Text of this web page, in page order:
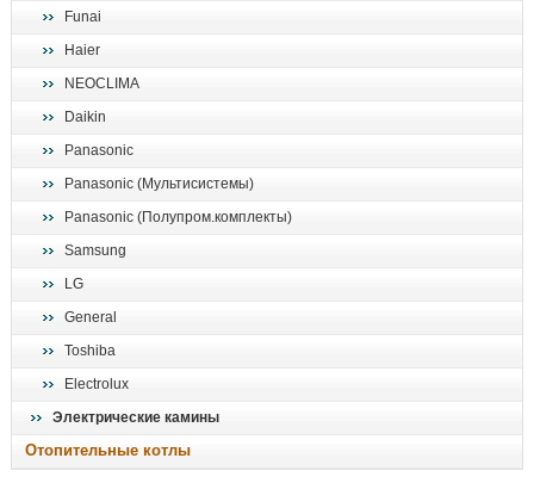
Funai
Haier
NEOCLIMA
Daikin
Panasonic
Panasonic (Мультисистемы)
Panasonic (Полупром.комплекты)
Samsung
LG
General
Toshiba
Electrolux
Электрические камины
Отопительные котлы